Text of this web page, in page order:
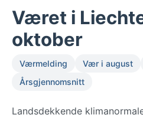
Været i
oktober
Værmelding Vær i august
Årsgjennomsnitt
Landsdekkende